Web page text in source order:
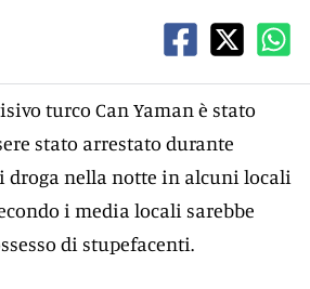
turco Can Yaman è stato
stato arrestato durante
droga nella notte in alcuni locali
i media locali sarebbe
di stupefacenti.